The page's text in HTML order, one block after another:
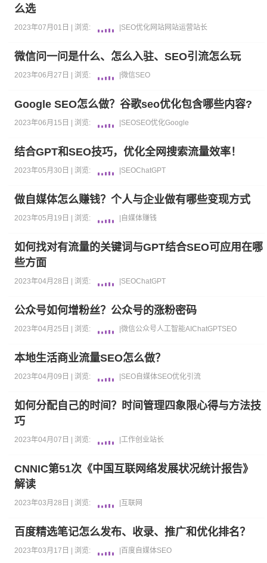
么选
2023年07月01日 | 浏览: SEO优化网站网站运营站长
微信问一问是什么、怎么入驻、SEO引流怎么玩
2023年06月27日 | 浏览: |微信SEO
Google SEO怎么做？谷歌seo优化包含哪些内容?
2023年06月15日 | 浏览: SEOSEO优化Google
结合GPT和SEO技巧，优化全网搜索流量效率！
2023年05月30日 | 浏览: SEOChatGPT
做自媒体怎么赚钱？个人与企业做有哪些变现方式
2023年05月19日 | 浏览: 自媒体赚钱
如何找对有流量的关键词与GPT结合SEO可应用在哪
些方面
2023年04月28日 | 浏览: SEOChatGPT
公众号如何增粉丝？公众号的涨粉密码
2023年04月25日 | 浏览: |微信公众号人工智能AIChatGPTSEO
本地生活商业流量SEO怎么做？
2023年04月09日 | 浏览: SEO 自媒体SEO优化引流
如何分配自己的时间？时间管理四象限心得与方法技
巧
2023年04月07日 | 浏览: |工作创业站长
CNNIC第51次《中国互联网络发展状况统计报告》
解读
2023年03月28日 | 浏览: 互联网
百度精选笔记怎么发布、收录、推广和优化排名？
2023年03月17日 | 浏览: 百度 自媒体SEO